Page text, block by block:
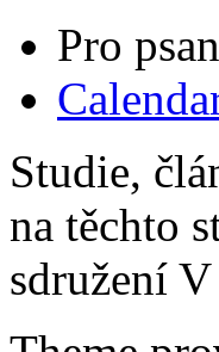
Pro
Studie,
na těchto
sdružení